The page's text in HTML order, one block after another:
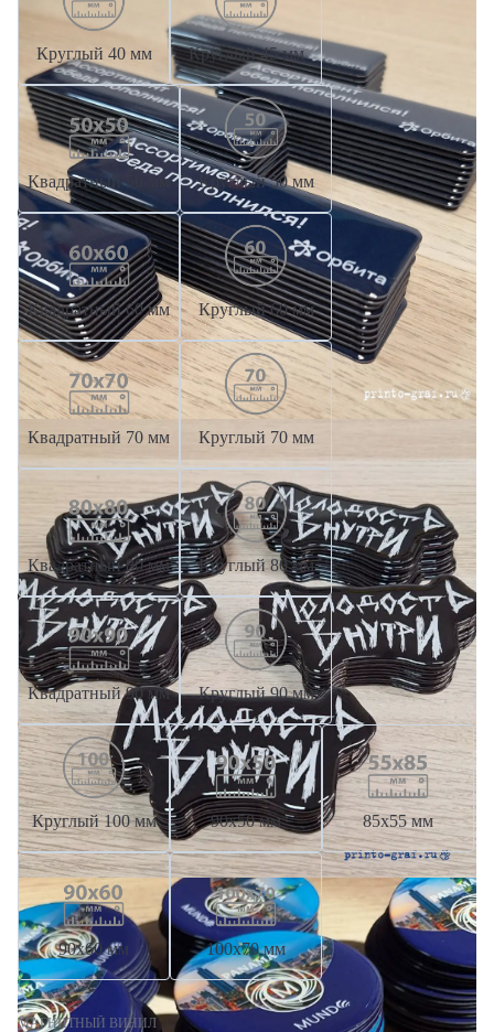
Круглый 40 мм Круглый 45 мм
Квадратный 50 мм Круглый 50 мм
Квадратный 60 мм Круглый 60 мм
Квадратный 70 мм Круглый 70 мм
Квадратный 80 мм Круглый 80 мм
Квадратный 90 мм Круглый 90 мм
Круглый 100 мм 90х50 мм 85х55 мм
90х60 мм 100х70 мм
МАГНИТНЫЙ ВИНИЛ